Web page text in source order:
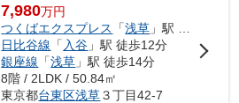
7,980万円
つくばエクスプレス
「浅草 」駅 徒歩5分
日比谷線 「 入谷 」駅 徒歩12分
銀座線 「浅草 」駅 徒歩14分
8階 / 2LDK / 50.84㎡
東京都台東区浅草３丁目42-7